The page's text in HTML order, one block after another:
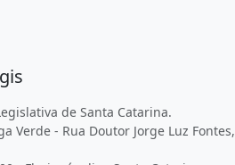
de Santa Catarina.
Verde - Rua Doutor Jorge Luz Fontes,